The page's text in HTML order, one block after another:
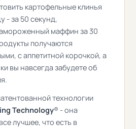
картофельные клинья
- за 50 секунд,
маффин за 30
получаются
с аппетитной корочкой, а
вы навсегда забудете об
технологии
Technology® - она
лучшее, что есть в